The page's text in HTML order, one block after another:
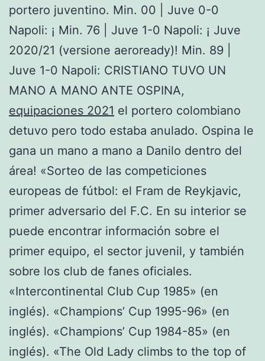
portero juventino. Min. 00 | Juve 0-0
Napoli: ¡ Min. 76 | Juve 1-0 Napoli: ¡ Juve
2020/21 (versione aeroready)! Min. 89 |
Juve 1-0 Napoli: CRISTIANO TUVO UN
MANO A MANO ANTE OSPINA,
equipaciones 2021 el portero colombiano
detuvo pero todo estaba anulado. Ospina le
gana un mano a mano a Danilo dentro del
área! «Sorteo de las competiciones
europeas de fútbol: el Fram de Reykjavic,
primer adversario del F.C. En su interior se
puede encontrar información sobre el
primer equipo, el sector juvenil, y también
sobre los club de fanes oficiales.
«Intercontinental Club Cup 1985» (en
inglés). «Champions’ Cup 1995-96» (en
inglés). «Champions’ Cup 1984-85» (en
inglés). «The Old Lady climbs to the top of